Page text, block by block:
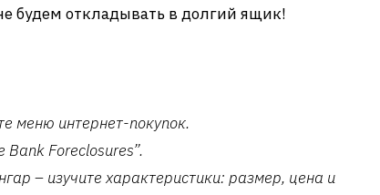
будем откладывать в долгий ящик!
меню интернет-покупок.
Bank Foreclosures”.
– изучите характеристики: размер, цена и